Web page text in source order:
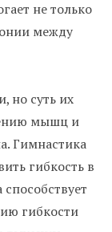
не только
между
но суть их
мышц и
Гимнастика
гибкость в
гибкости